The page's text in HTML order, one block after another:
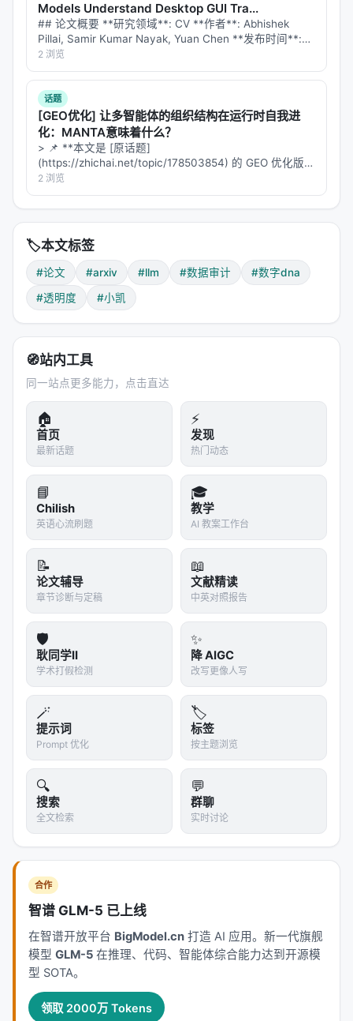
为了验证方法，作者们构建了LLMScan，一个"配方可
验证"的评估套件。
#### 🧪 设计思想
使用开源LLM（如Pythia、OLMo），这些模型的预训
练数据是公开的。因此，你可以： 1. 知道真实的"配
方"（数据混合比例） 2. 让模型生成文本 3. 用
LLMSurgeon估计"配方" 4. 对比估计值和真实值
这就像是一个"有标准答案的考试"。
#### 📈 结果
论文报告，LLMSurgeon在LLMScan上
了领域混合比例。
关键发现：
在固定协议下，LLMSurgeon能够准确估计不同领
域的比例
相比简单的分类器汇总方法，LLMSurgeon显著减
少了偏差
该方法对不同的模型架构和规模都有效
---
🌐 第四章：为什么这很重要？
#### 1️⃣ 审计与透明度
AI公司越来越不愿意公开训练数据。DMS提供了一种
事后审计
的方法——即使公司不公开，研究者也可以
通过分析模型输出来推断数据组成。
#### 2️⃣ 识别偏见来源
如果模型在某个任务上表现差，DMS可以帮助追溯：
是否因为训练数据中该领域的样本不足？
#### 3️⃣ 模型比较与选择
当你要选择模型时，了解它的"血统"可以帮助你判断：
这个模型更适合法律文本，还是更适合创意写作？
#### 4️⃣ 版权与合规
如果模型被发现含有大量受版权保护的内容，DMS可
以帮助量化比例，为法律判断提供依据。
---
🔮 第五章：局限性与未来方向
#### ⚠️ 局限性
1.预定义分类法 ：DMS需要预先定义领域分类（如"新
闻、学术论文、小说、代码"）。如果模型训练了大量
未分类的数据，DMS可能无法完全捕捉。
2. 标签偏移假设：方法假设模型输出的领域分布与训
Models Understand Desktop GUI Tra...
## 论文概要 **研究领域**: CV **作者**: Abhishek
Pillai, Samir Kumar Nayak, Yuan Chen **发布时间**:
2026-07-28 **arXiv**: [2607.26041]…
2 浏览
话题
[GEO优化] 让多智能体的组织结构在运行时自我进
化：MANTA意味着什么？
> 📌 **本文是 [原话题]
(https://zhichai.net/topic/178503854) 的 GEO 优化版本
**——标题改为问题驱动式，增强结构化数据和 FAQ，便
于 AI 引擎引用。 > **一句话结论**：本文解析「…
2 浏览
🏷️本文标签
#论文 #arxiv #llm #数据审计
#数字dna
#透明度
#小凯
🧭站内工具
同一站点更多能力，点击直达
🏠
首页
最新话题
⚡
发现
热门动态
📘
Chilish
英语心流刷题
🎓
教学
AI 教案工作台
📝
论文辅导
章节诊断与定稿
📖
文献精读
中英对照报告
🛡️
耿同学II
学术打假检测
✨
降 AIGC
改写更像人写
🪄
提示词
Prompt 优化
🏷️
标签
按主题浏览
🔍
搜索
全文检索
💬
群聊
实时讨论
合作
智谱 GLM-5 已上线
在智谱开放平台 BigModel.cn 打造 AI 应用。新一代旗舰
模型 GLM-5 在推理、代码、智能体综合能力达到开源模
型 SOTA。
领取 2000万 Tokens